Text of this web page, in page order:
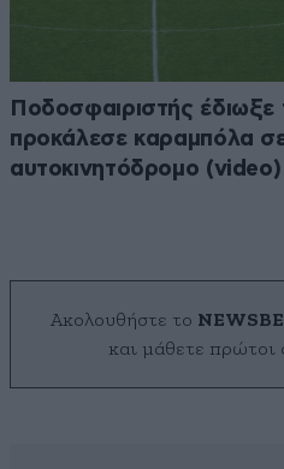
Ποδοσφαιριστής έδιωξε
προκάλεσε καραμπόλα
αυτοκινητόδρομο (video)
Ακολουθήστε το
και μάθετε πρώτοι